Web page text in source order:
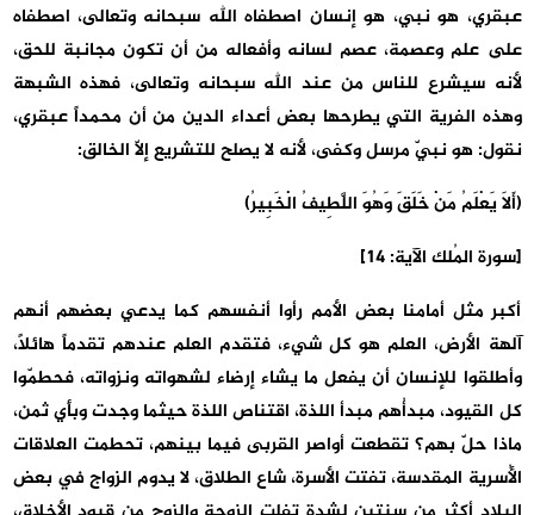
عبقري، هو نبي، هو إنسان اصطفاه الله سبحانه وتعالى، اصطفاه
على علم وعصمة، عصم لسانه وأفعاله من أن تكون مجانبة للحق،
لأنه سيشرع للناس من عند الله سبحانه وتعالى، فهذه الشبهة
وهذه الفرية التي يطرحها بعض أعداء الدين من أن محمداً عبقري،
نقول: هو نبيّ مرسل وكفى، لأنه لا يصلح للتشريع إلاّ الخالق:
(أَلَا يَعْلَمُ مَنْ خَلَقَ وَهُوَ اللَّطِيفُ الْخَبِيرُ)
[سورة المُلك الآية: 14]
أكبر مثل أمامنا بعض الأمم رأوا أنفسهم كما يدعي بعضهم أنهم
آلهة الأرض، العلم هو كل شيء، فتقدم العلم عندهم تقدماً هائلاً،
وأطلقوا للإنسان أن يفعل ما يشاء إرضاء لشهواته ونزواته، فحطمّوا
كل القيود، مبدأُهم مبدأ اللذة، اقتناص اللذة حيثما وجدت وبأي ثمن،
ماذا حلّ بهم؟ تقطعت أواصر القربى فيما بينهم، تحطمت العلاقات
الأُسرية المقدسة، تفتت الأسرة، شاع الطلاق، لا يدوم الزواج في بعض